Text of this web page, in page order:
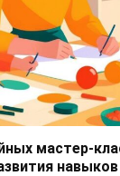
мастер-
навыков